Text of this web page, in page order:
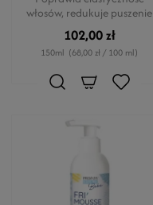
włosów, redukuje puszenie
102,00 zł
150ml (68,00 zł / 100 ml)